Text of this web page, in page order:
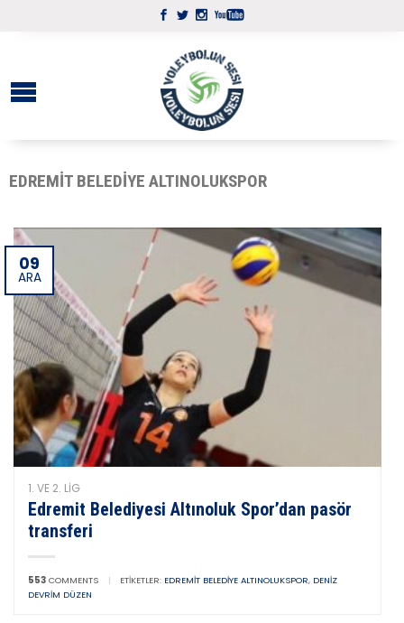
EDREMIT BELEDIYE ALTINOLUKSPOR
09
ARA
1. VE 2. LIG
Edremit Belediyesi Altınoluk Spor’dan pasör
transferi
553 COMMENTS | ETIKETLER: EDREMIT BELEDIYE ALTINOLUKSPOR, DENIZ
DEVRIM DÜZEN